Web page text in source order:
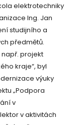
elektrotechniky
Ing. Jan
studijního a
předmětů.
projekt
kraje“, byl
výuky
„Podpora
v
v aktivitách